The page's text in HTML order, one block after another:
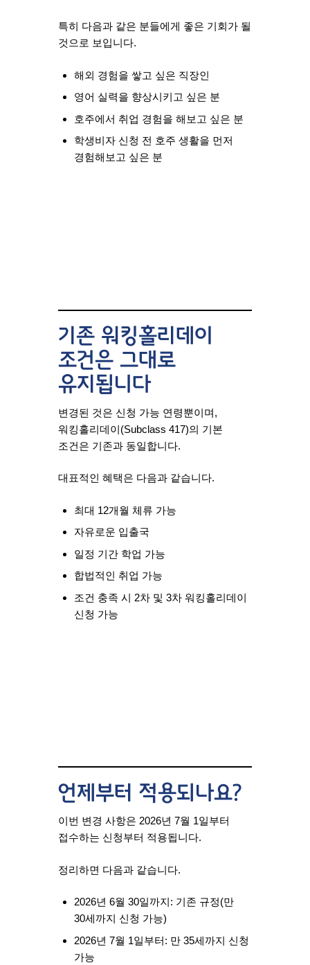
특히 다음과 같은 분들에게 좋은 기회가 될
것으로 보입니다.
해외 경험을 쌓고 싶은 직장인
영어 실력을 향상시키고 싶은 분
호주에서 취업 경험을 해보고 싶은 분
학생비자 신청 전 호주 생활을 먼저
경험해보고 싶은 분
기존 워킹홀리데이
조건은 그대로
유지됩니다
변경된 것은 신청 가능 연령뿐이며,
워킹홀리데이(Subclass 417)의 기본
조건은 기존과 동일합니다.
대표적인 혜택은 다음과 같습니다.
최대 12개월 체류 가능
자유로운 입출국
일정 기간 학업 가능
합법적인 취업 가능
조건 충족 시 2차 및 3차 워킹홀리데이
신청 가능
언제부터 적용되나요?
이번 변경 사항은 2026년 7월 1일부터
접수하는 신청부터 적용됩니다.
정리하면 다음과 같습니다.
2026년 6월 30일까지: 기존 규정(만
30세까지 신청 가능)
2026년 7월 1일부터: 만 35세까지 신청
가능